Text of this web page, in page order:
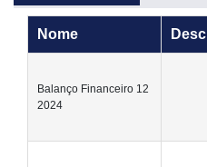
Nome
Balanço Financeiro 12
2024